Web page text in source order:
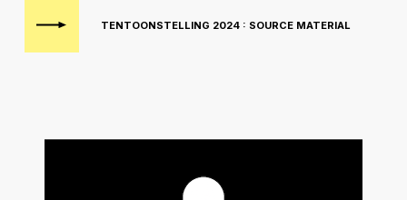
TENTOONSTELLING 2024 : SOURCE MATERIAL